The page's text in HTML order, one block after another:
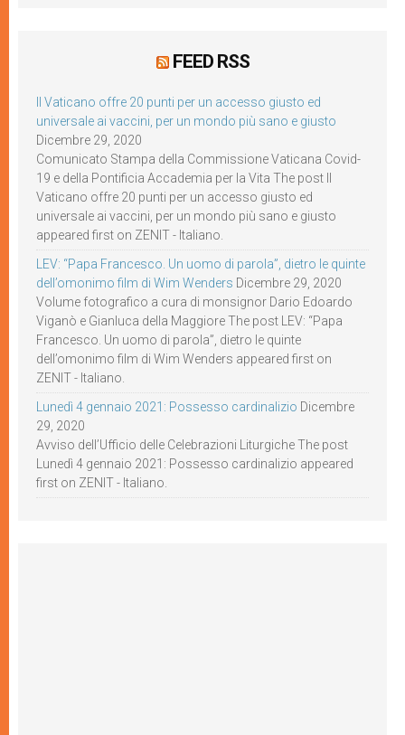
FEED RSS
Il Vaticano offre 20 punti per un accesso giusto ed
universale ai vaccini, per un mondo più sano e giusto
Dicembre 29, 2020
Comunicato Stampa della Commissione Vaticana Covid-
19 e della Pontificia Accademia per la Vita The post Il
Vaticano offre 20 punti per un accesso giusto ed
universale ai vaccini, per un mondo più sano e giusto
appeared first on ZENIT - Italiano.
LEV: “Papa Francesco. Un uomo di parola”, dietro le quinte
dell’omonimo film di Wim Wenders Dicembre 29, 2020
Volume fotografico a cura di monsignor Dario Edoardo
Viganò e Gianluca della Maggiore The post LEV: “Papa
Francesco. Un uomo di parola”, dietro le quinte
dell’omonimo film di Wim Wenders appeared first on
ZENIT - Italiano.
Lunedì 4 gennaio 2021: Possesso cardinalizio Dicembre
29, 2020
Avviso dell’Ufficio delle Celebrazioni Liturgiche The post
Lunedì 4 gennaio 2021: Possesso cardinalizio appeared
first on ZENIT - Italiano.